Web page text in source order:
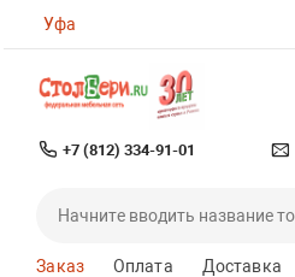
Уфа
+7 (812) 334-91-01
Заказ Оплата Доставка